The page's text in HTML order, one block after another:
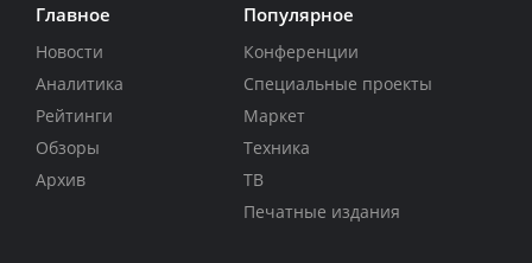
Главное
Новости
Аналитика
Рейтинги
Обзоры
Архив
Популярное
Конференции
Специальные проекты
Маркет
Техника
ТВ
Печатные издания